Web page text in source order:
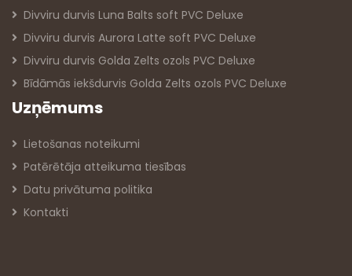
Divviru durvis Luna Balts soft PVC Deluxe
Divviru durvis Aurora Latte soft PVC Deluxe
Divviru durvis Golda Zelts ozols PVC Deluxe
Bīdāmās iekšdurvis Golda Zelts ozols PVC Deluxe
Uzņēmums
Lietošanas noteikumi
Patērētāja atteikuma tiesības
Datu privātuma politika
Kontakti